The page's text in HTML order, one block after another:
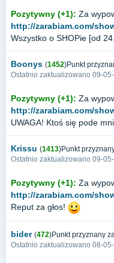
Pozytywny (+1): Za
http://zarabiam.com/
Wszystko o SHOPie [od
Boonys (1452)Punkt
Ostatnio zaktualizowano 09-
Pozytywny (+1): Za
http://zarabiam.com/
UWAGA! Ktoś się pode
Krissu (1413)Punkt
Ostatnio zaktualizowano 09-
Pozytywny (+1): Za
http://zarabiam.com/
Reput za głos!
bider (472)Punkt przyznany
Ostatnio zaktualizowano 08-